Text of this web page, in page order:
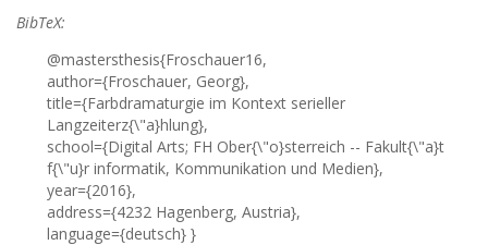
BibTeX:
@mastersthesis{Froschauer16,
author={Froschauer, Georg},
title={Farbdramaturgie im Kontext serieller
Langzeiterz{\"a}hlung},
school={Digital Arts; FH Ober{\"o}sterreich -- Fakult{\"a}t
f{\"u}r informatik, Kommunikation und Medien},
year={2016},
address={4232 Hagenberg, Austria},
language={deutsch} }